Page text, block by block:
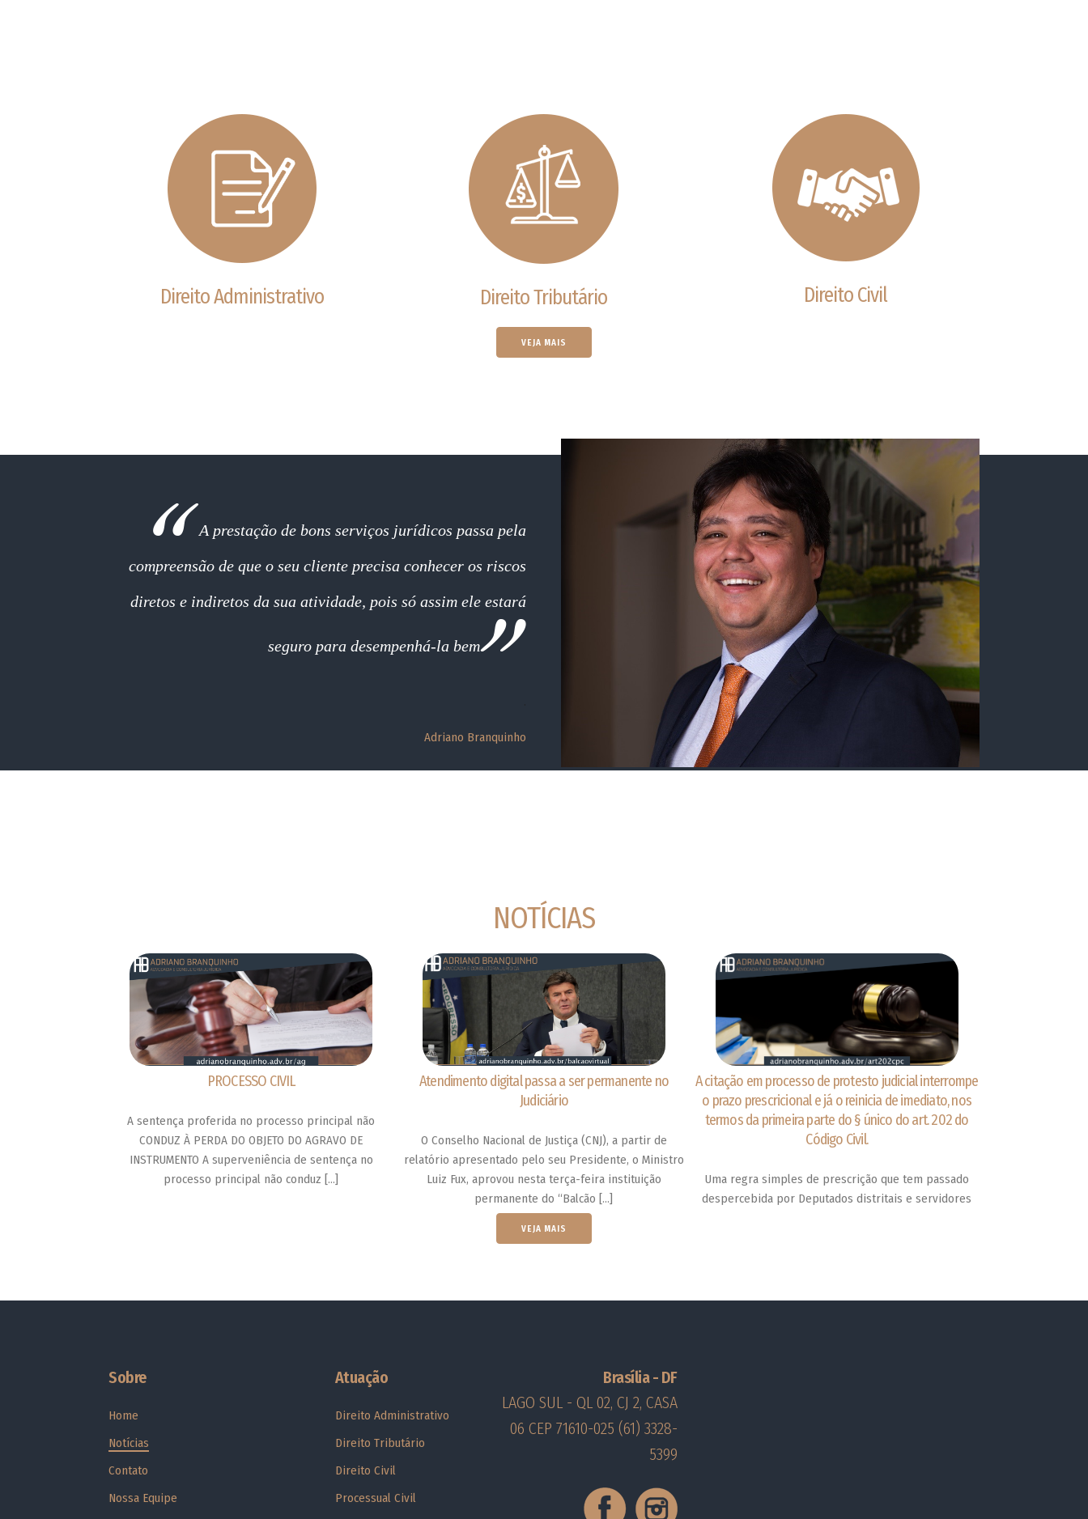
Direito Administrativo Direito Tributário Direito Civil
VEJA MAIS
A prestação de bons serviços jurídicos passa pela
compreensão de que o seu cliente precisa conhecer os riscos
diretos e indiretos da sua atividade, pois só assim ele estará
seguro para desempenhá-la bem
Adriano Branquinho
NOTÍCIAS
PROCESSO CIVIL
A sentença proferida no processo principal não
CONDUZ À PERDA DO OBJETO DO AGRAVO DE
INSTRUMENTO A superveniência de sentença no
processo principal não conduz […]
Atendimento digital passa a ser permanente no
Judiciário
O Conselho Nacional de Justiça (CNJ), a partir de
relatório apresentado pelo seu Presidente, o Ministro
Luiz Fux, aprovou nesta terça-feira instituição
permanente do “Balcão […]
A citação em processo de protesto judicial interrompe
o prazo prescricional e já o reinicia de imediato, nos
termos da primeira parte do § único do art. 202 do
Código Civil.
Uma regra simples de prescrição que tem passado
despercebida por Deputados distritais e servidores
VEJA MAIS
Sobre
Home
Notícias
Contato
Nossa Equipe
Atuação
Direito Administrativo
Direito Tributário
Direito Civil
Processual Civil
Brasília - DF
LAGO SUL - QL 02, CJ 2, CASA
06 CEP 71610-025 (61) 3328-
5399